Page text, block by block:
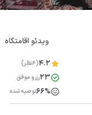
ویدئو اقامتگاه
4.2(6نظر)
23رزرو موفق
66%توصیه شده